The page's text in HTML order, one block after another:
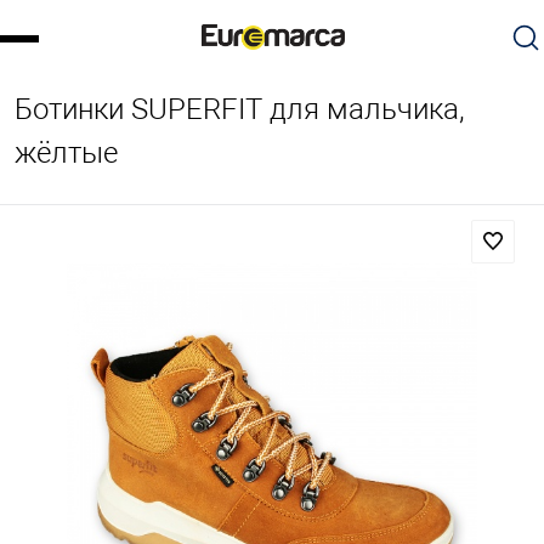
Ботинки SUPERFIT для мальчика,
жёлтые